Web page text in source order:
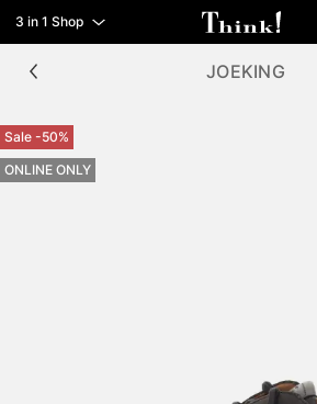
3 in 1 Shop
JOEKING
Sale -50%
ONLINE ONLY